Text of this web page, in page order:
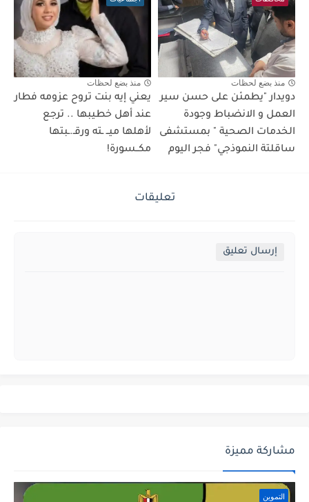
منذ بضع لحظات
دويدار "يطمئن على حسن سير
العمل و الانضباط وجودة
الخدمات الصحية " بمستشفى
ساقلتة النموذجي" فجر اليوم
منذ بضع لحظات
يعني إيه بنت تروح عزومه فطار
عند أهل خطيبها .. ترجع
لأهلها ميــ ـته ورقـ.ـبتها
مكــسورة!
تعليقات
إرسال تعليق
مشاركة مميزة
التموين